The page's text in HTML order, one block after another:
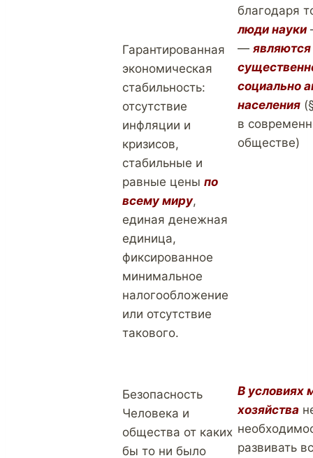
Гарантированная
экономическая
стабильность:
отсутствие
инфляции и
кризисов,
стабильные и
равные цены по
всему миру,
единая денежная
единица,
фиксированное
минимальное
налогообложение
или отсутствие
такового.
Безопасность
Человека и
общества от каких
бы то ни было
благодаря
люди науки
— являются
социально
населения
в
обществе)
В условиях
хозяйства
развивать